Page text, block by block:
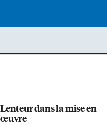
Lenteur dans la mise en
œuvre